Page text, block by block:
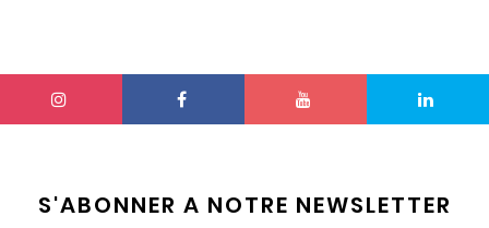
S'ABONNER A NOTRE NEWSLETTER